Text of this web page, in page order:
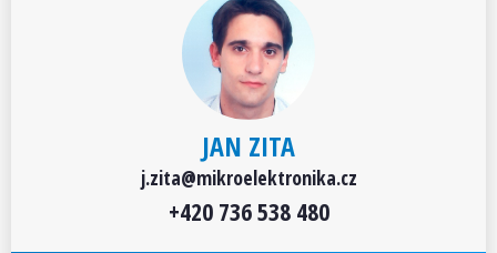
JAN ZITA
j.zita@mikroelektronika.cz
+420 736 538 480